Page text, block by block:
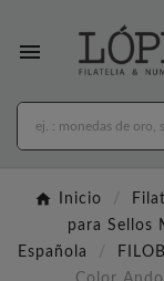

Inicio
para Sellos
Española